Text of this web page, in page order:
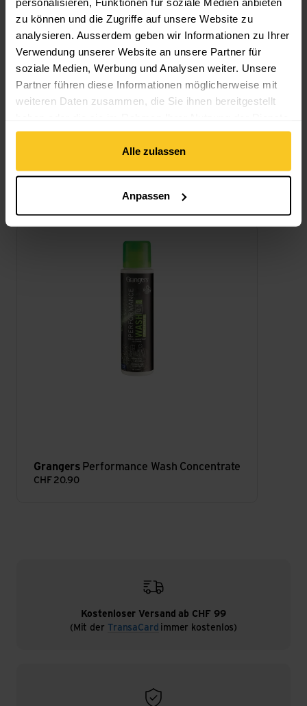
zu können und die Zugriffe auf unsere Website zu
analysieren. Ausserdem geben wir Informationen zu Ihrer
Verwendung unserer Website an unsere Partner für
soziale Medien, Werbung und Analysen weiter. Unsere
Partner führen diese Informationen möglicherweise mit
weiteren Daten zusammen, die Sie ihnen bereitgestellt
gesammelt haben.
Alle zulassen
Anpassen
Beschreibung
Das könnte dich auch interessieren
Grangers Performance Wash Concentrate
CHF 20.90
Kostenloser Versand ab CHF 99
(Mit der TransaCard immer kostenlos)